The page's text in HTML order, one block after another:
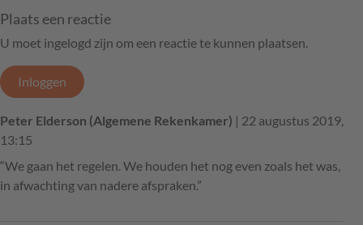
Plaats een reactie
U moet ingelogd zijn om een reactie te kunnen plaatsen.
Inloggen
Peter Elderson (Algemene Rekenkamer) | 22 augustus 2019,
13:15
“We gaan het regelen. We houden het nog even zoals het was,
in afwachting van nadere afspraken.”